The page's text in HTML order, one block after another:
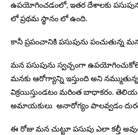
ఉపయోగించడంలో, ఇతర దేశాలకు
లో ప్రథమ స్థానం లో ఉంది.
కానీ ప్రపంచానికి పసుపును పంచుతున్న
మన పసుపును స్వచ్చంగా
మనకు ఆరోగ్యాన్ని ఇస్తుంది అని
విక్రయిస్తుండటం మరింత బాధాకరం.
అమాయకులు అనారోగ్యం పాలవ్వడం
ఈ రోజు మన చుట్టూ పసుపు ఎలా కల్తీ